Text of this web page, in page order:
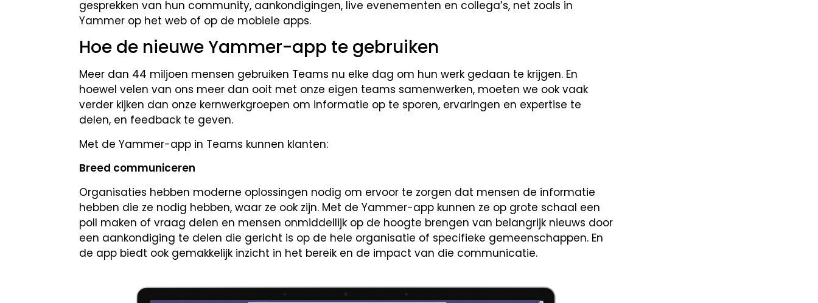
gesprekken van hun community, aankondigingen, live evenementen en collega’s, net zoals in
Yammer op het web of op de mobiele apps.
Hoe de nieuwe Yammer-app te gebruiken
Meer dan 44 miljoen mensen gebruiken Teams nu elke dag om hun werk gedaan te krijgen. En
hoewel velen van ons meer dan ooit met onze eigen teams samenwerken, moeten we ook vaak
verder kijken dan onze kernwerkgroepen om informatie op te sporen, ervaringen en expertise te
delen, en feedback te geven.
Met de Yammer-app in Teams kunnen klanten:
Breed communiceren
Organisaties hebben moderne oplossingen nodig om ervoor te zorgen dat mensen de informatie
hebben die ze nodig hebben, waar ze ook zijn. Met de Yammer-app kunnen ze op grote schaal een
poll maken of vraag delen en mensen onmiddellijk op de hoogte brengen van belangrijk nieuws door
een aankondiging te delen die gericht is op de hele organisatie of specifieke gemeenschappen. En
de app biedt ook gemakkelijk inzicht in het bereik en de impact van die communicatie.